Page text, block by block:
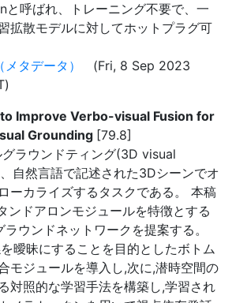
呼ばれ、トレーニング不要で、一
拡散モデルに対してホットプラグ可
タデータ）
(Fri, 8 Sep 2023
Improve Verbo-visual Fusion for
Grounding [79.8]
ラウンドティング(3D visual
自然言語で記述された3Dシーンでオ
ーカライズするタスクである。 本稿
ンドアロンモジュールを特徴とする
ウンドネットワークを提案する。
曖昧にすることを目的としたボトム
モジュールを導入し,次に,潜時空間の
対照的な学習手法を構築し,学習され